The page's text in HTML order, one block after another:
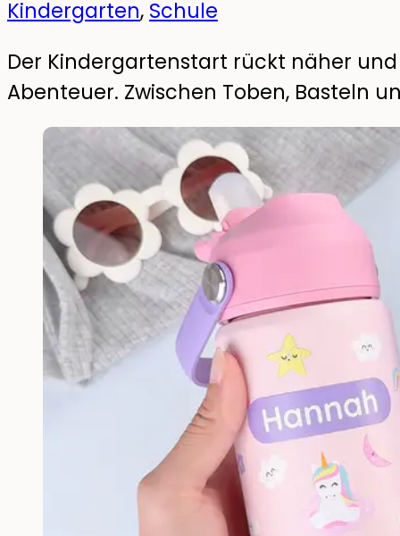
Kindergarten, Schule
Der Kindergartenstart rückt näher
Abenteuer. Zwischen Toben, Basteln